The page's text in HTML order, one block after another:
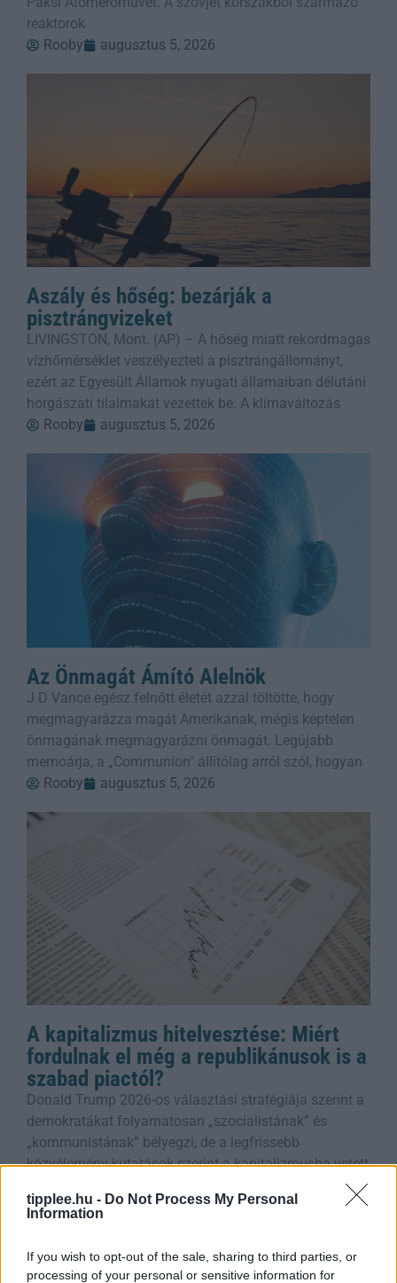
tipplee.hu - Do Not Process My Personal
Information
If you wish to opt-out of the sale, sharing to third parties, or
processing of your personal or sensitive information for
reaktorok
Rooby
augusztus 5, 2026
Aszály és hőség: bezárják a
pisztrángvizeket
LIVINGSTON, Mont. (AP) – A hőség miatt rekordmagas
vízhőmérséklet veszélyezteti a pisztrángállományt,
ezért az Egyesült Államok nyugati államaiban délutáni
horgászati tilalmakat vezettek be. A klímaváltozás
Rooby
augusztus 5, 2026
Az Önmagát Ámító Alelnök
J D Vance egész felnőtt életét azzal töltötte, hogy
megmagyarázza magát Amerikának, mégis képtelen
önmagának megmagyarázni önmagát. Legújabb
memoárja, a „Communion" állítólag arról szól, hogyan
Rooby
augusztus 5, 2026
A kapitalizmus hitelvesztése: Miért
fordulnak el még a republikánusok is a
szabad piactól?
Donald Trump 2026-os választási stratégiája szerint a
demokratákat folyamatosan „szocialistának” és
„kommunistának” bélyegzi, de a legfrissebb
közvélemény-kutatások szerint a kapitalizmusba vetett
Rooby
augusztus 5, 2026